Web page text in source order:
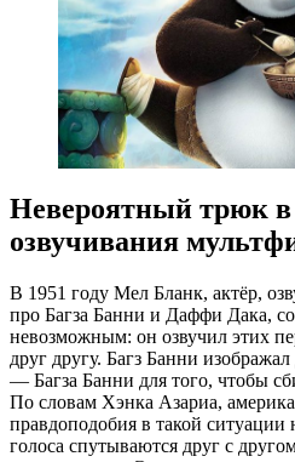
Невероятный трюк в
озвучивания
В 1951 году Мел Бланк, актёр,
про Багза Банни и Даффи Дака,
невозможным: он озвучил этих
друг другу. Багз Банни
— Багза Банни для того, чтобы
По словам Хэнка Азариа,
правдоподобия в такой ситуации
голоса спутываются друг с